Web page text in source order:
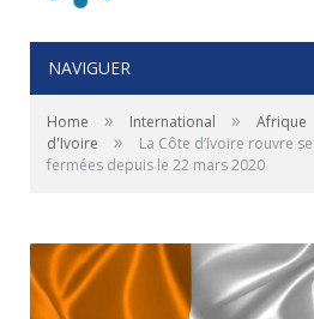
NAVIGUER
Home » International » Afrique
d'Ivoire
»
La Côte d’Ivoire rouvre
fermées depuis le 22 mars 2020